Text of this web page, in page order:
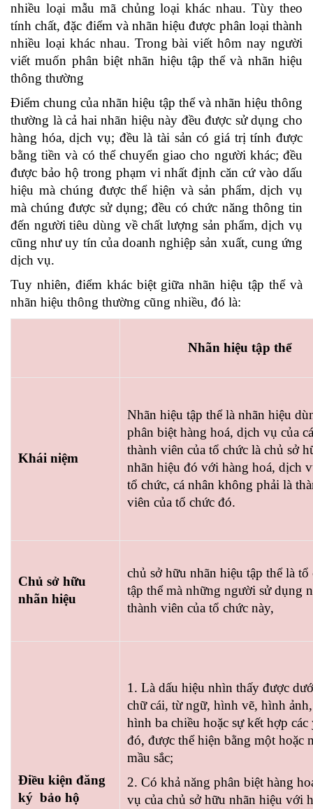
nhiều loại mẫu mã chủng loại khác nhau. Tùy theo
tính chất, đặc điểm và nhãn hiệu được phân loại thành
nhiều loại khác nhau. Trong bài viết hôm nay người
viết muốn phân biệt nhãn hiệu tập thể và nhãn hiệu
thông thường
Điểm chung của nhãn hiệu tập thể và nhãn hiệu thông
thường là cả hai nhãn hiệu này đều được sử dụng cho
hàng hóa, dịch vụ; đều là tài sản có giá trị tính được
bằng tiền và có thể chuyển giao cho người khác; đều
được bảo hộ trong phạm vi nhất định căn cứ vào dấu
hiệu mà chúng được thể hiện và sản phẩm, dịch vụ
mà chúng được sử dụng; đều có chức năng thông tin
đến người tiêu dùng về chất lượng sản phẩm, dịch vụ
cũng như uy tín của doanh nghiệp sản xuất, cung ứng
dịch vụ.
Tuy nhiên, điểm khác biệt giữa nhãn hiệu tập thể và
nhãn hiệu thông thường cũng nhiều, đó là:
Nhãn hiệu tập thể
Khái niệm
Nhãn hiệu tập thể là nhãn hiệu
phân biệt hàng hoá, dịch vụ của
thành viên của tổ chức là chủ sở
nhãn hiệu đó với hàng hoá, dịch
tổ chức, cá nhân không phải là
viên của tổ chức đó.
Chủ sở hữu
nhãn hiệu
chủ sở hữu nhãn hiệu tập thể là tổ
tập thể mà những người sử dụng
thành viên của tổ chức này,
Điều kiện đăng
ký bảo hộ
1. Là dấu hiệu nhìn thấy được
chữ cái, từ ngữ, hình vẽ, hình
hình ba chiều hoặc sự kết hợp các
đó, được thể hiện bằng một hoặc
mầu sắc;
2. Có khả năng phân biệt hàng
vụ của chủ sở hữu nhãn hiệu với